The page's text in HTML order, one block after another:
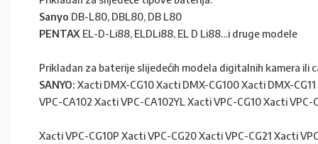
Sanyo DB-L80, DBL80, DB L80
PENTAX EL-D-Li88, ELDLi88, EL D Li88…i druge modele
Prikladan za baterije slijedećih modela digitalnih kamera ili
SANYO: Xacti DMX-CG10 Xacti DMX-CG100 Xacti DMX-
VPC-CA102 Xacti VPC-CA102YL Xacti VPC-CG10 Xacti VPC-
Xacti VPC-CG10P Xacti VPC-CG20 Xacti VPC-CG21 Xacti